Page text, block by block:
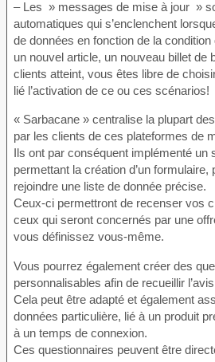
– Les » messages de mise à jour »
automatiques qui s’enclenchent
de données en fonction de la
un nouvel article, un nouveau billet de
clients atteint, vous êtes libre de
lié l’activation de ce ou ces scénarios!
« Sarbacane » centralise la plupart
par les clients de ces plateformes de
Ils ont par conséquent implémenté un
permettant la création d’un formulaire,
rejoindre une liste de donnée précise.
Ceux-ci permettront de recenser vos
ceux qui seront concernés par une
vous définissez vous-même.
Vous pourrez également créer des
personnalisables afin de recueillir
Cela peut être adapté et également
données particulière, lié à un produit
à un temps de connexion.
Ces questionnaires peuvent être